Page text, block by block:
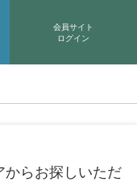
会員サイト
ログイン
らお探しいただ